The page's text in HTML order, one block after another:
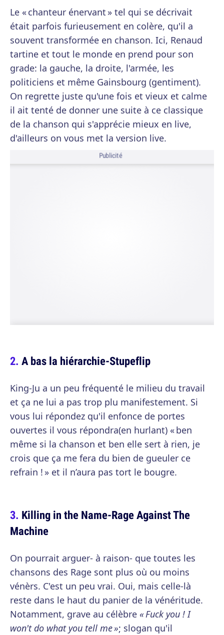
Le « chanteur énervant » tel qui se décrivait
était parfois furieusement en colère, qu'il a
souvent transformée en chanson. Ici, Renaud
tartine et tout le monde en prend pour son
grade: la gauche, la droite, l'armée, les
politiciens et même Gainsbourg (gentiment).
On regrette juste qu'une fois et vieux et calme
il ait tenté de donner une suite à ce classique
de la chanson qui s'apprécie mieux en live,
d'ailleurs on vous met la version live.
Publicité
A bas la hiérarchie-Stupeflip
King-Ju a un peu fréquenté le milieu du travail
et ça ne lui a pas trop plu manifestement. Si
vous lui répondez qu'il enfonce de portes
ouvertes il vous répondra(en hurlant) « ben
même si la chanson et ben elle sert à rien, je
crois que ça me fera du bien de gueuler ce
refrain ! » et il n’aura pas tort le bougre.
Killing in the Name-Rage Against The
Machine
On pourrait arguer- à raison- que toutes les
chansons des Rage sont plus où ou moins
vénèrs. C'est un peu vrai. Oui, mais celle-là
reste dans le haut du panier de la vénéritude.
Notamment, grave au célèbre « Fuck you ! I
won't do what you tell me »; slogan qu'il